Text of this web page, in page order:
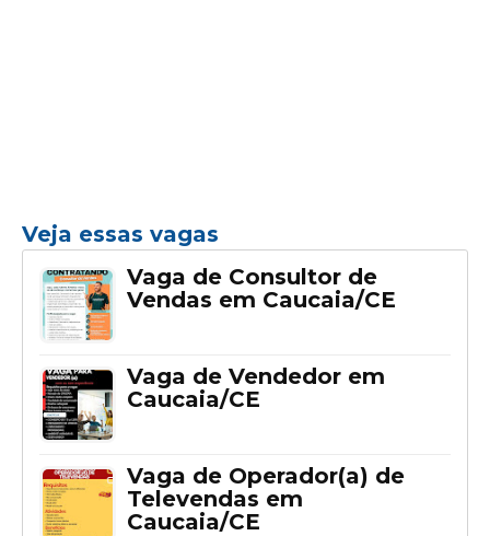
Veja essas vagas
Vaga de Consultor de
Vendas em Caucaia/CE
Vaga de Vendedor em
Caucaia/CE
Vaga de Operador(a) de
Televendas em
Caucaia/CE